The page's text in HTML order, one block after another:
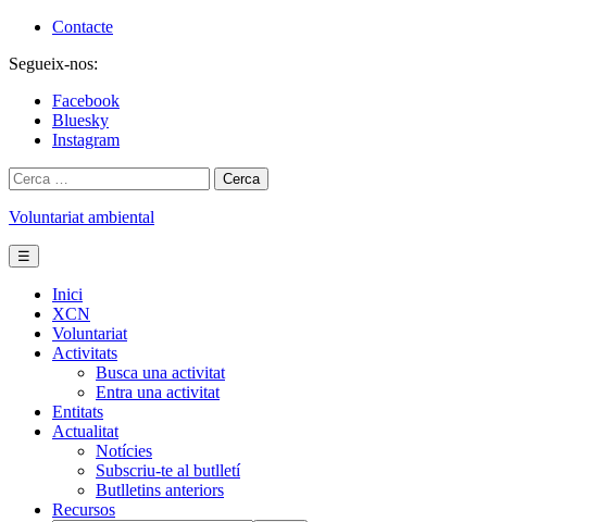
Skip
content
Contacte
Segueix-nos:
Facebook
Bluesky
Instagram
Cerca:
Voluntariat ambiental
☰
Inici
XCN
Voluntariat
Activitats
Busca una activitat
Entra una activitat
Entitats
Actualitat
Notícies
Subscriu-te al butlletí
Butlletins anteriors
Recursos